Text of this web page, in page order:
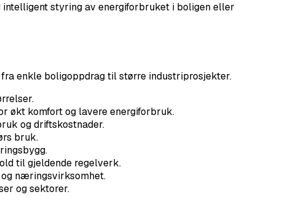
styring av energiforbruket i boligen eller
enkle boligoppdrag til større industriprosjekter.
økt komfort og lavere energiforbruk.
og driftskostnader.
bruk.
til gjeldende regelverk.
næringsvirksomhet.
og sektorer.